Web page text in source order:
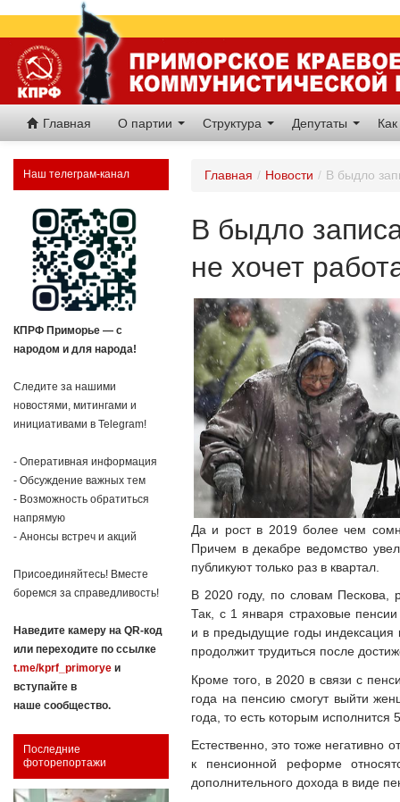
Главная О партии Структура Депутаты
Наш телеграм-канал
КПРФ Приморье — с
народом и для народа!
Следите за нашими
новостями, митингами и
инициативами в Telegram!
- Оперативная информация
- Обсуждение важных тем
- Возможность обратиться
напрямую
- Анонсы встреч и акций
Присоединяйтесь! Вместе
боремся за справедливость!
Наведите камеру на QR-код
или переходите по ссылке
t.me/kprf_primorye и
вступайте в
наше сообщество.
Последние
фоторепортажи
Главная / Новости / В быдло
В быдло
не хочет
Да и рост в 2019 более чем
Причем в декабре ведомство
публикуют только раз в квартал.
В 2020 году, по словам Пескова,
Так, с 1 января страховые
и в предыдущие годы индексация
продолжит трудиться после
Кроме того, в 2020 в связи с
года на пенсию смогут выйти
года, то есть которым
Естественно, это тоже негативно
к пенсионной реформе
дополнительного дохода в виде